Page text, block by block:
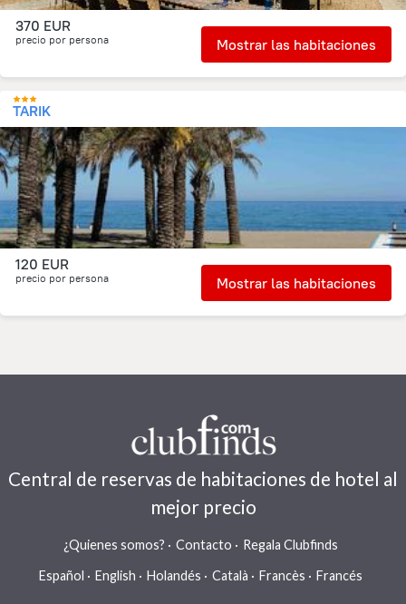
370 EUR
precio por persona Mostrar las habitaciones
TARIK
120 EUR
precio por persona Mostrar las habitaciones
Central de reservas de habitaciones de hotel al
mejor precio
¿Quienes somos? Contacto
Regala Clubfinds
Español
English Holandés Català Francès Francés